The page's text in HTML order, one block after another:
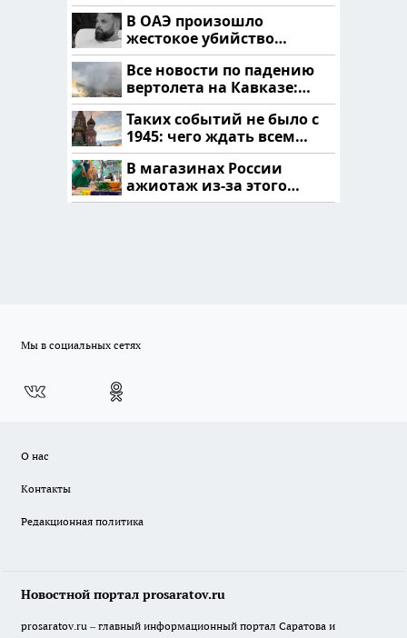
В ОАЭ произошло
жестокое убийство
криптомиллионера
Все новости по падению
вертолета на Кавказе:
читать здесь
Таких событий не было с
1945: чего ждать всем
нам?
В магазинах России
ажиотаж из-за этого
продукта: что купить?
Мы в социальных сетях
О нас
Контакты
Редакционная политика
Новостной портал prosaratov.ru
prosaratov.ru – главный информационный портал Саратова и